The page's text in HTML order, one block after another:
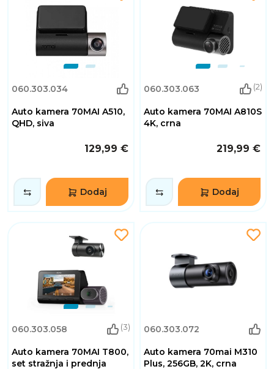
060.303.034
Auto kamera 70MAI A510,
QHD, siva
129,99 €
Dodaj
060.303.063 (2)
Auto kamera 70MAI A810S
4K, crna
219,99 €
Dodaj
060.303.058 (3)
Auto kamera 70MAI T800,
set stražnja i prednja
060.303.072
Auto kamera 70mai M310
Plus, 256GB, 2K, crna